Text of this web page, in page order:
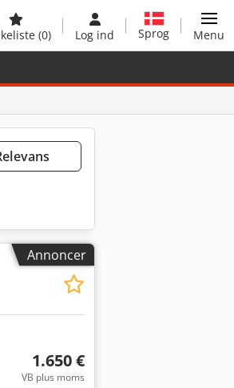
(0) Log ind Sprog Menu
Annoncer
1.650 €
VB plus moms